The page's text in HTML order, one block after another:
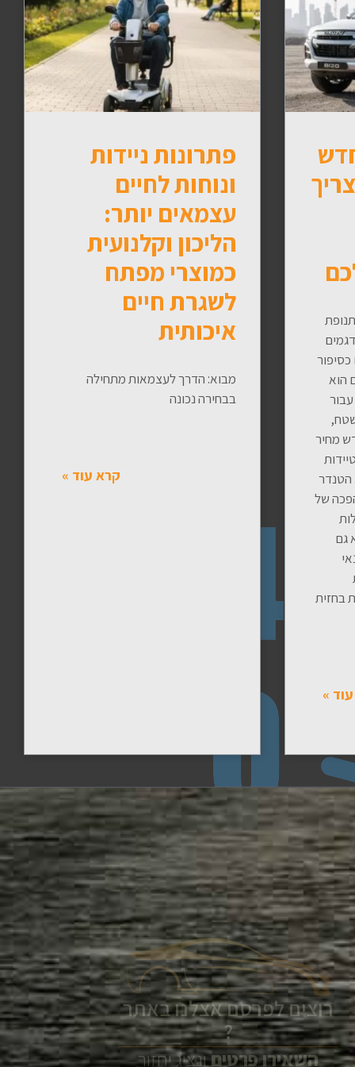
הוא
מחיר
הטנדר
של
גם
בחזית
»
פתרונות ניידות
ונוחות לחיים
עצמאים יותר:
הליכון וקלנועית
כמוצרי מפתח
לשגרת חיים
איכותית
מבוא: הדרך לעצמאות מתחילה
בבחירה נכונה
קרא עוד »
רוצים לפרסם אצלנו באתר
?
השאירופרטיםונציג יחזור